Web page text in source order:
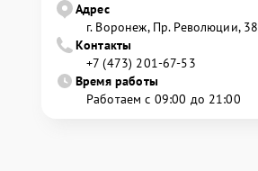
Адрес
г. Воронеж, Пр. Революции, 38
Контакты
+7 (473) 201-67-53
Время работы
Работаем с 09:00 до 21:00